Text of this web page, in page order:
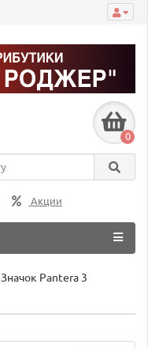
0
Акции
Значок Pantera 3